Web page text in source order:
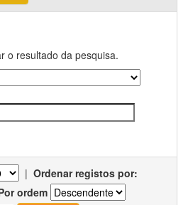
o resultado da pesquisa.
| Ordenar registos por:
ordem